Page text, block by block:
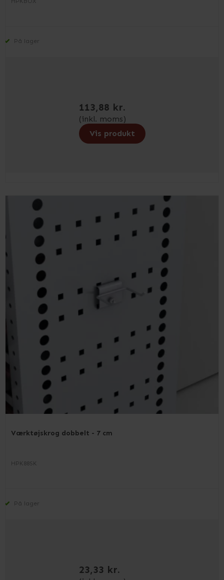
På lager
113,88 kr.
(inkl. moms)
Vis produkt
Værktøjskrog dobbelt - 7 cm
HPK88SK
På lager
23,33 kr.